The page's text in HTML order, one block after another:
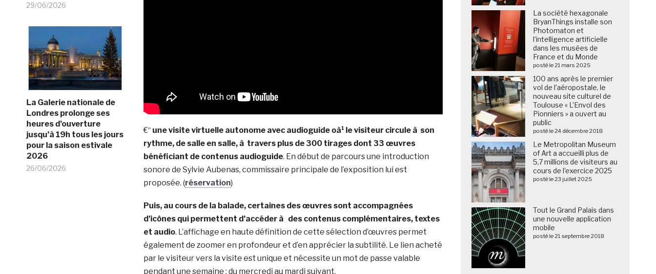
29/06/2026
La Galerie nationale de
Londres prolonge ses
heures d’ouverture
jusqu’à 19h tous les jours
pour la saison estivale
2026
26/06/2026
€“ une visite virtuelle autonome avec audioguide oà¹ le visiteur circule à son
rythme, de salle en salle, à travers plus de 300 tirages dont 33 œuvres
bénéficiant de contenus audioguide. En début de parcours une introduction
sonore de Sylvie Aubenas, commissaire principale de l’exposition lui est
proposée. (réservation)
Puis, au cours de la balade, certaines des œuvres sont accompagnées
d’icônes qui permettent d’accéder à des contenus complémentaires, textes
et audio. L’affichage en haute définition de cette sélection d’œuvres permet
également de zoomer en profondeur et d’en apprécier la subtilité. Le lien acheté
par le visiteur vers la visite est unique et nécessite un mot de passe valable
pendant une semaine : du mercredi au mardi suivant.
La société hexagonale
BryanThings installe son
Photomaton et
l’intelligence artificielle
dans les musées de
France et du Monde
posté le 21 mars 2025
100 ans après le premier
vol de l’aéropostale, le
nouveau site culturel de
Toulouse « L’Envol des
Pionniers » a ouvert au
public
posté le 24 décembre 2018
Le Metropolitan Museum
of Art a accueilli plus de
5,7 millions de visiteurs au
cours de l’exercice 2025
posté le 23 juillet 2025
Tout le Grand Palais dans
une nouvelle application
mobile
posté le 21 septembre 2018